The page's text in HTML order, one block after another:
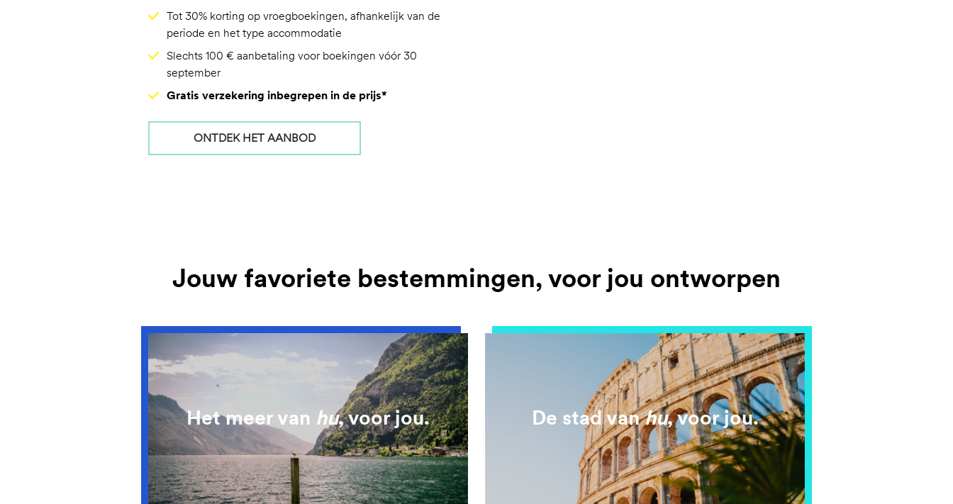
Tot 30% korting op vroegboekingen, afhankelijk van de
periode en het type accommodatie
Slechts 100 € aanbetaling voor boekingen vóór 30
september
Gratis verzekering inbegrepen in de prijs*
ONTDEK HET AANBOD
Jouw favoriete bestemmingen, voor jou ontworpen
Het meer van hu, voor jou. De stad vanhu, voor jou.